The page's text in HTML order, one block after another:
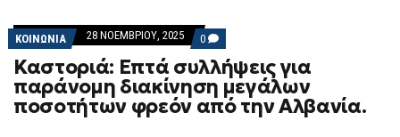
ΚΟΙΝΩΝΙΑ 28 ΝΟΕΜΒΡΊΟΥ, 2025 0 COMMENTS
ON
ΚΑΣΤΟΡΙΆ:
EΠΤΆ
ΣΥΛΛΉΨΕΙΣ
ΓΙΑ
ΠΑΡΆΝΟΜΗ
Καστοριά: Eπτά συλλήψεις για
παράνομη διακίνηση μεγάλων
ποσοτήτων φρεόν από την Αλβανία.